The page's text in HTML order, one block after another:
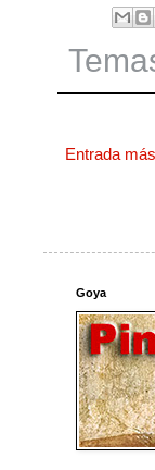
Entrada
Goya